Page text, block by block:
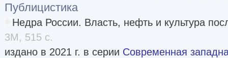
Публицистика
Недра России. Власть, нефть и культура
3M, 515 с.
издано в 2021 г. в серии Современная